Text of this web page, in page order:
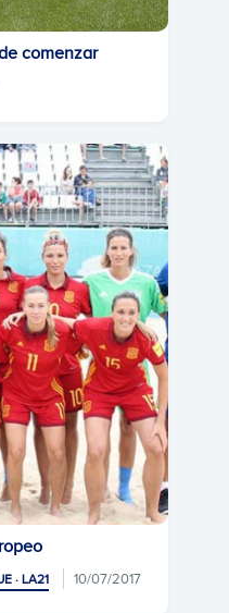
comenzar
· LA21 10/07/2017